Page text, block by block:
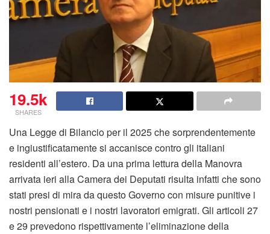
19.5k
SHARES
Una Legge di Bilancio per il 2025 che sorprendentemente
e ingiustificatamente si accanisce contro gli italiani
residenti all’estero. Da una prima lettura della Manovra
arrivata ieri alla Camera dei Deputati risulta infatti che sono
stati presi di mira da questo Governo con misure punitive i
nostri pensionati e i nostri lavoratori emigrati. Gli articoli 27
e 29 prevedono rispettivamente l’eliminazione della